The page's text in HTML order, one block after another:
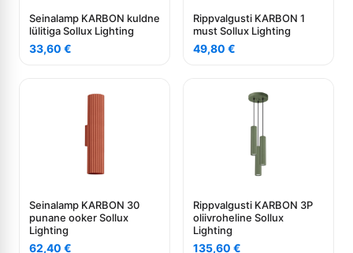
Seinalamp KARBON kuldne
lülitiga Sollux Lighting
33,60 €
Rippvalgusti KARBON 1
must Sollux Lighting
49,80 €
Seinalamp KARBON 30
punane ooker Sollux
Lighting
62,40 €
Rippvalgusti KARBON 3P
oliivroheline Sollux
Lighting
135,60 €